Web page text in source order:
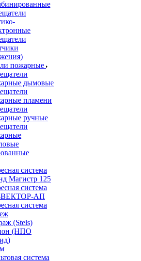
пожарные
дымовые
пламени
ручные
система
Магистр 125
система
АП
система
(Stels)
(НПО
система